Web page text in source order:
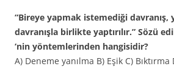
“Bireye yapmak istemediği
davranışla birlikte yaptırılır.” Sözü
‘nin yöntemlerinden hangisidir?
A) Deneme yanılma B) Eşik C) Bıktırma